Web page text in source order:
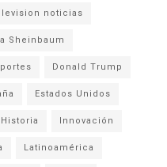
noticias
Sheinbaum
Donald Trump
Estados Unidos
Historia Innovación
Latinoamérica